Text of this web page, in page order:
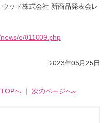
ッド株式会社 新商品発表会レ
e/011009.php
2023年05月25日
へ｜ 次のページへ»